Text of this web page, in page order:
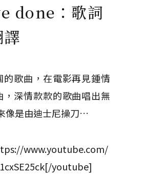
done：歌詞
的歌曲，在電影再見鍾情
，深情款款的歌曲唱出無
像是由迪士尼操刀…
www.youtube.com/
youtube]